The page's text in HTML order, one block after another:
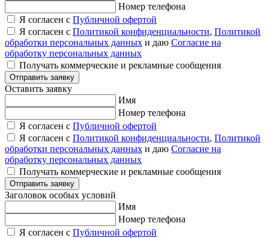
Номер телефона
Я согласен с Публичной офертой
Я согласен с Политикой конфиденциальности, Политикой
обработки персональных данных и даю Согласие на
обработку персональных данных
Получать коммерческие и рекламные сообщения
Отправить заявку
Оставить заявку
Имя
Номер телефона
Я согласен с Публичной офертой
Я согласен с Политикой конфиденциальности, Политикой
обработки персональных данных и даю Согласие на
обработку персональных данных
Получать коммерческие и рекламные сообщения
Отправить заявку
Заголовок особых условий
Имя
Номер телефона
Я согласен с Публичной офертой